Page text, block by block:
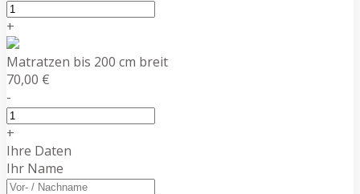
+
Matratzen bis 200 cm breit
70,00 €
-
+
Ihre Daten
Ihr Name